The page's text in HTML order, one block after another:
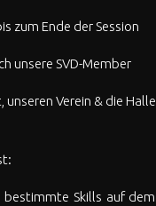
zum Ende der Session
unsere SVD-Member
unseren Verein & die
bestimmte Skills auf